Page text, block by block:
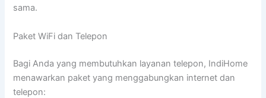
sama.
Paket WiFi dan Telepon
Bagi Anda yang membutuhkan layanan telepon, IndiHome
menawarkan paket yang menggabungkan internet dan
telepon: